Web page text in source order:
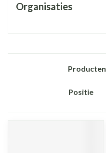
Organisaties
Producten
Sorteer op: